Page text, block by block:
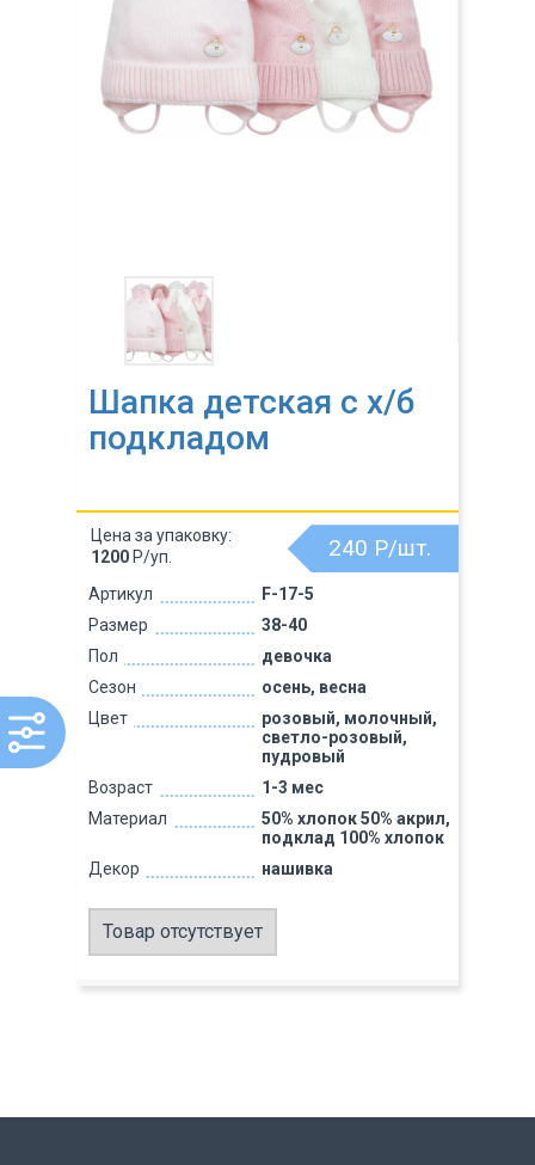
Шапка детская с х/б
подкладом
Артикул
F-17-5
Размер
38-40
Пол
девочка
Сезон
осень, весна
Цвет
розовый, молочный,
светло-розовый,
пудровый
Возраст
1-3 мес
Материал
50% хлопок 50% акрил,
подклад 100% хлопок
Декор
нашивка
240 Р/шт.
Цена за упаковку:
1200 Р/уп.
Товар отсутствует